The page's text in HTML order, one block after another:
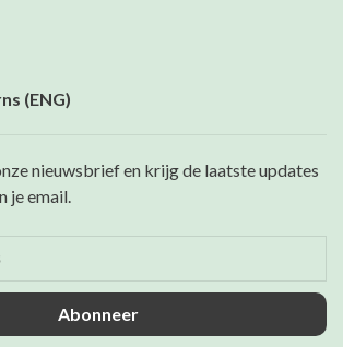
(ENG)
nieuwsbrief en krijg de laatste updates
je email.
Abonneer